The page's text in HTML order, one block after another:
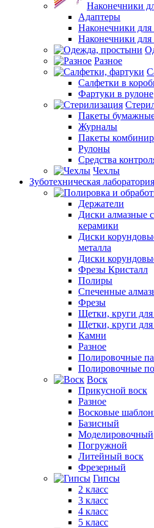
Наконечники
Адаптеры
Наконечники для
Наконечники для
Разное
Салфетки в
Фартуки в рулоне
Пакеты
Журналы
Пакеты
Рулоны
Средства
Чехлы
Зуботехническая лаборатория
Держатели
Диски алмазные
керамики
Диски
металла
Диски
Фрезы Кристалл
Полиры
Спеченные
Фрезы
Щетки, круги
Щетки, круги
Камни
Разное
Полировочные
Полировочные
Воск
Прикусной воск
Разное
Восковые
Базисный
Моделировочный
Погружной
Литейный воск
Фрезерный
Гипсы
2 класс
3 класс
4 класс
5 класс